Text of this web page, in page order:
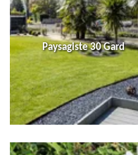
Paysagiste 30 Gard